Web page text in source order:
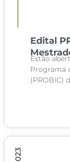
Edital
Estão
Programa
(PROBIC)